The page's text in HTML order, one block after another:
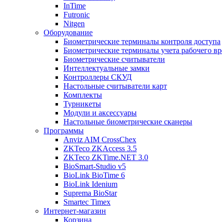
InTime
Futronic
Nitgen
Оборудование
Биометрические терминалы контроля доступа
Биометрические терминалы учета рабочего
Биометрические считыватели
Интеллектуальные замки
Контроллеры СКУД
Настольные считыватели карт
Комплекты
Турникеты
Модули и аксессуары
Настольные биометрические сканеры
Программы
Anviz AIM CrossChex
ZKTeco ZKAccess 3.5
ZKTeco ZKTime.NET 3.0
BioSmart-Studio v5
BioLink BioTime 6
BioLink Idenium
Suprema BioStar
Smartec Timex
Интернет-магазин
Корзина